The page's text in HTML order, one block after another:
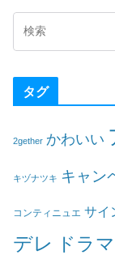
タグ
2gether かわいい
キヅナツキ キャン
コンティニュエ サイ
デレ ドラ